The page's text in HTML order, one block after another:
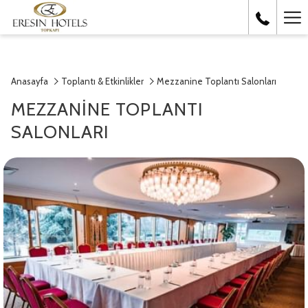
Anasayfa Toplantı & Etkinlikler Mezzanine Toplantı Salonları
MEZZANINE TOPLANTI
SALONLARI